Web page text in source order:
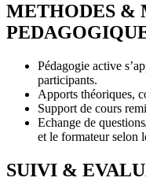
METHODES &
Pédagogie active
participants.
Apports théoriques,
Support de cours
Echange de
et le formateur selon
SUIVI &